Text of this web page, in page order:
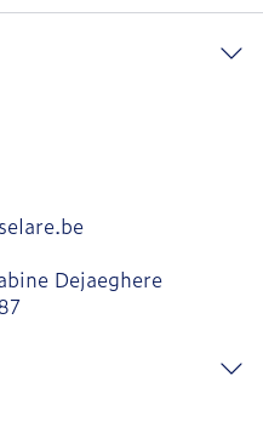
Dejaeghere